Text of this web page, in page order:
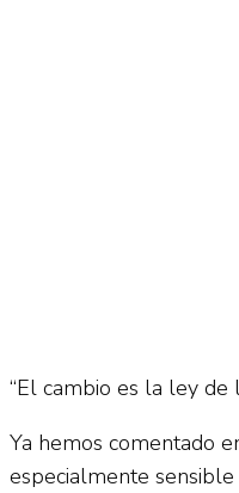
“El cambio es la ley de
Ya hemos comentado
especialmente